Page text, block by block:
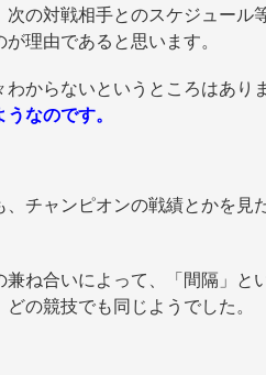
の対戦相手とのスケジュー
理由であると思います。
からないというところはありま
なのです。
、チャンピオンの戦績とかを見
兼ね合いによって、「間隔」
の競技でも同じようでした。